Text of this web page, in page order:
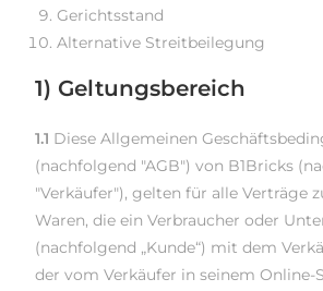
Gerichtsstand
Alternative Streitbeilegung
1) Geltungsbereich
1.1 Diese Allgemeinen
(nachfolgend "AGB") von B1Bricks
"Verkäufer"), gelten für alle Verträge
Waren, die ein Verbraucher oder
(nachfolgend „Kunde“) mit dem
der vom Verkäufer in seinem Online-